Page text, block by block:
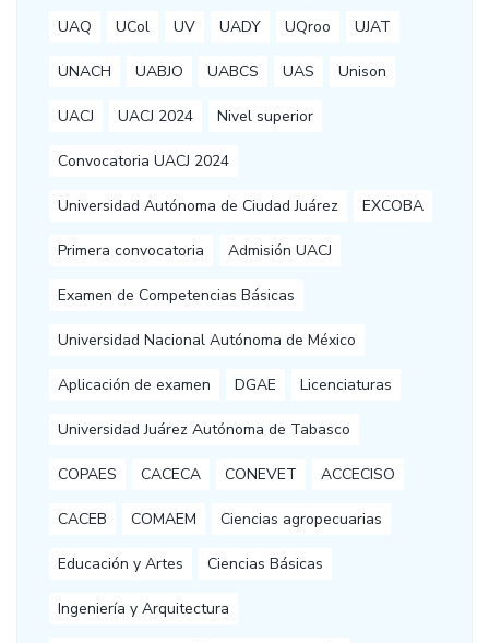
UAQ UCol UV UADY UQroo UJAT
UNACH UABJO UABCS UAS Unison
UACJ UACJ 2024 Nivel superior
Convocatoria UACJ 2024
Universidad Autónoma de Ciudad Juárez EXCOBA
Primera convocatoria Admisión UACJ
Examen de Competencias Básicas
Universidad Nacional Autónoma de México
Aplicación de examen DGAE Licenciaturas
Universidad Juárez Autónoma de Tabasco
COPAES CACECA CONEVET ACCECISO
CACEB COMAEM Ciencias agropecuarias
Educación y Artes Ciencias Básicas
Ingeniería y Arquitectura